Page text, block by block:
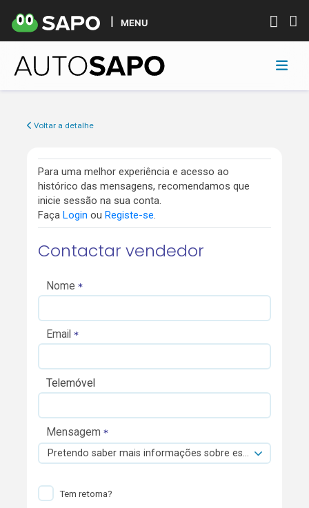
MENU
Voltar a detalhe
Para uma melhor experiência e acesso ao
histórico das mensagens, recomendamos que
inicie sessão na sua conta.
Faça Login ou Registe-se.
Contactar vendedor
Nome
Email
Telemóvel
Mensagem
Pretendo saber mais informações sobre esta viatura.
Tem retoma?